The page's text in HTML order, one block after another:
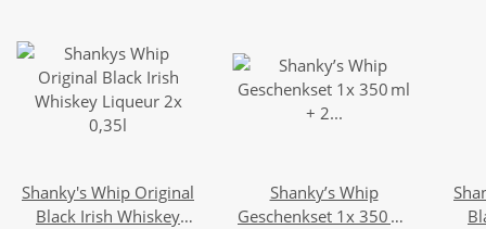
Shanky's Whip Original
Black Irish Whiskey
Shanky’s Whip
Geschenkset 1x 350 ml